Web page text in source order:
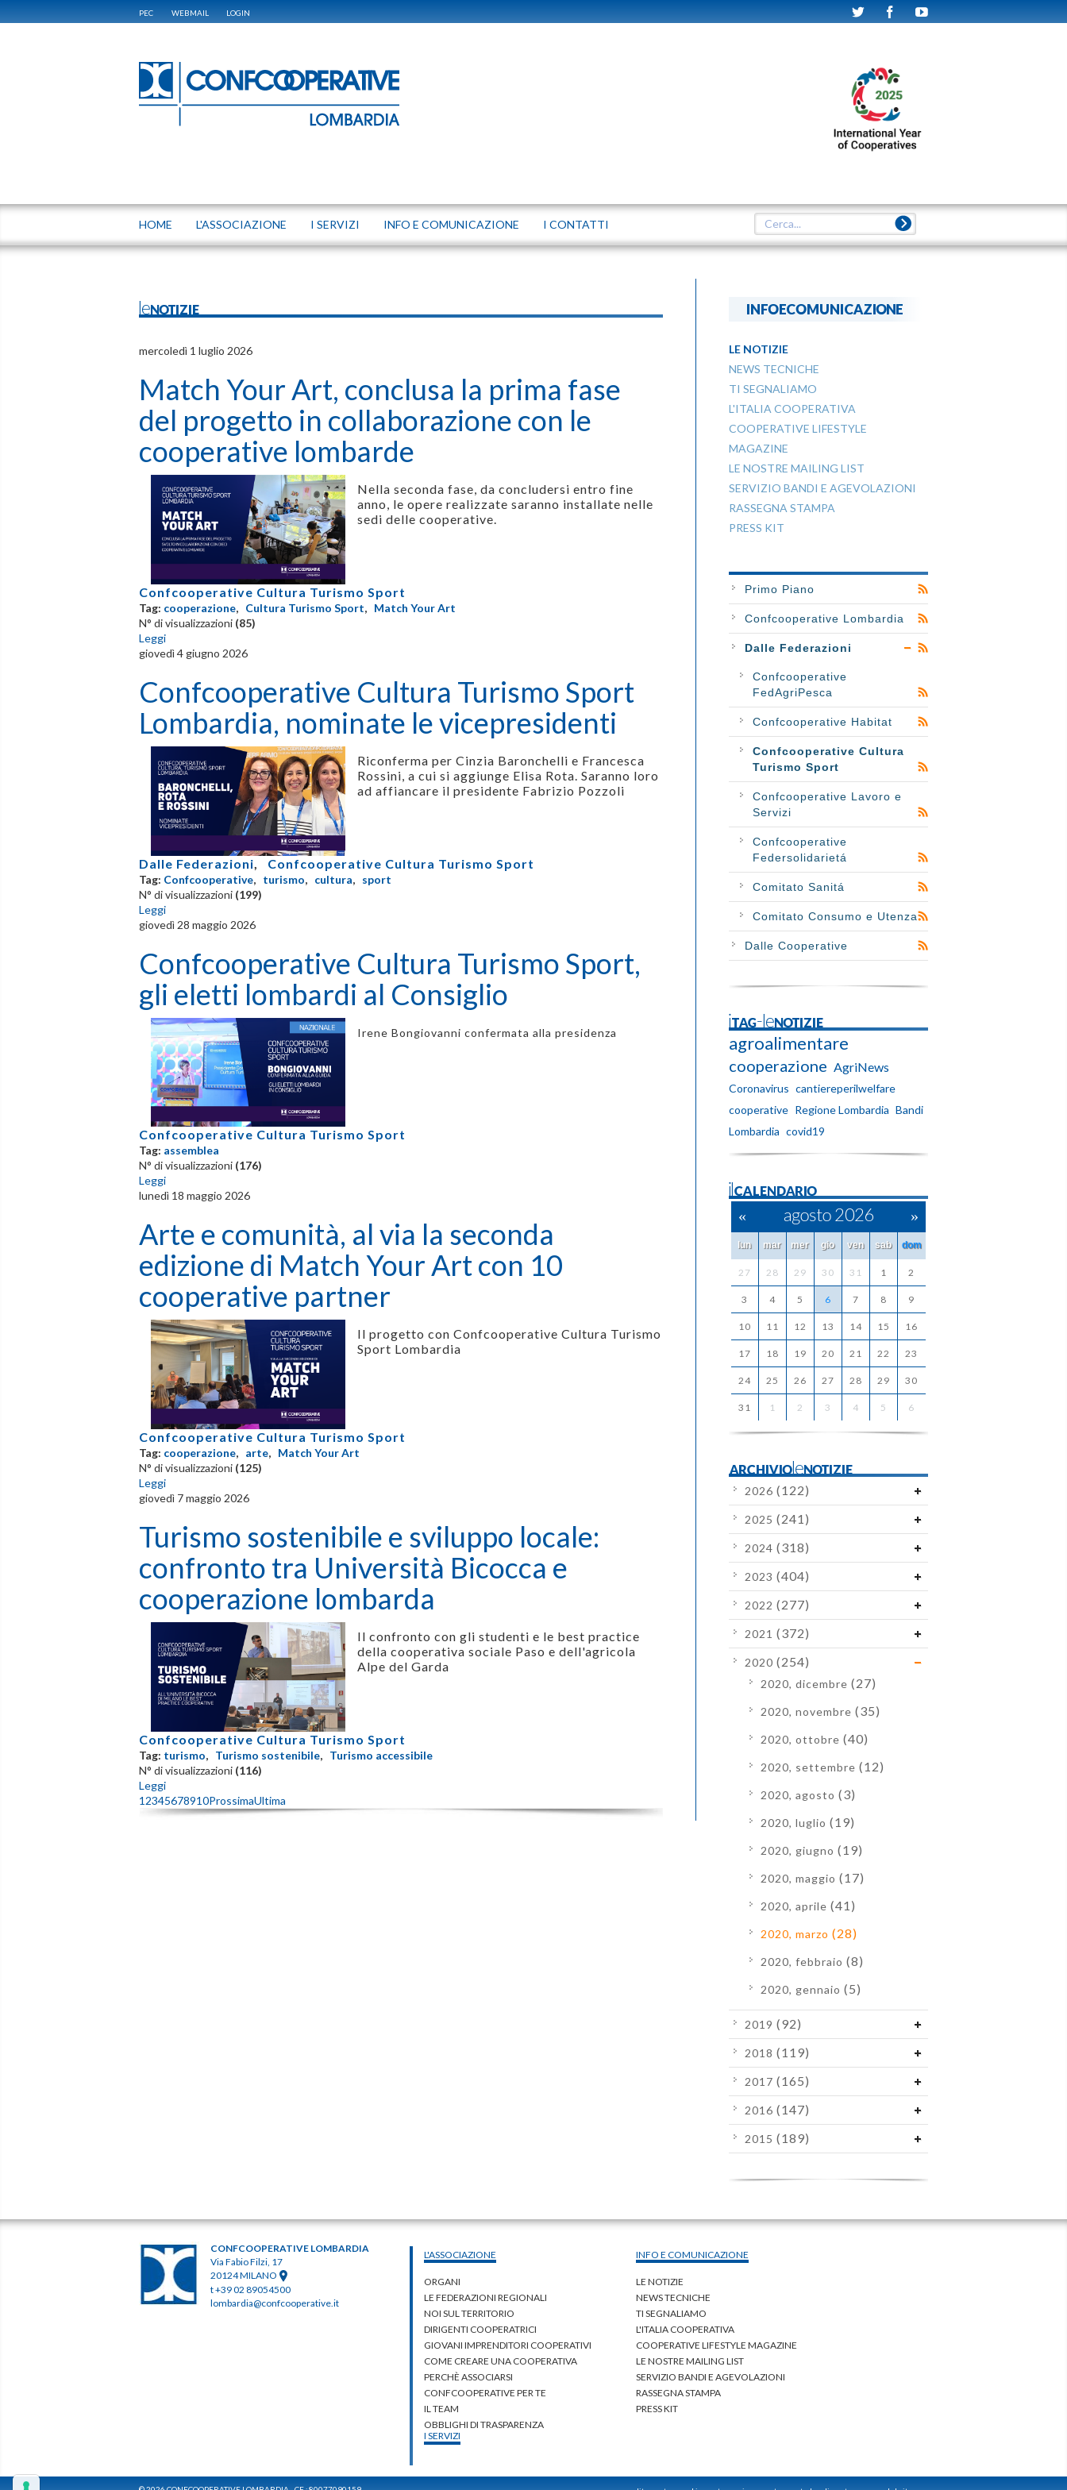
PEC WEBMAIL LOGIN
HOME L'ASSOCIAZIONE I SERVIZI INFO E COMUNICAZIONE I CONTATTI
leNOTIZIE
mercoledì 1 luglio 2026
Match Your Art, conclusa la prima fase
del progetto in collaborazione con le
cooperative lombarde
Nella seconda fase, da concludersi entro fine
anno, le opere realizzate saranno installate nelle
sedi delle cooperative.
Confcooperative Cultura Turismo Sport
Tag: cooperazione, Cultura Turismo Sport, Match Your Art
N° di visualizzazioni (85)
Leggi
giovedì 4 giugno 2026
Confcooperative Cultura Turismo Sport
Lombardia, nominate le vicepresidenti
Riconferma per Cinzia Baronchelli e Francesca
Rossini, a cui si aggiunge Elisa Rota. Saranno loro
ad affiancare il presidente Fabrizio Pozzoli
Dalle Federazioni Confcooperative Cultura Turismo Sport
Tag: Confcooperative, turismo, cultura, sport
N° di visualizzazioni (199)
Leggi
giovedì 28 maggio 2026
Confcooperative Cultura Turismo Sport,
gli eletti lombardi al Consiglio
Irene Bongiovanni confermata alla presidenza
Confcooperative Cultura Turismo Sport
Tag: assemblea
N° di visualizzazioni (176)
Leggi
lunedì 18 maggio 2026
Arte e comunità, al via la seconda
edizione di Match Your Art con 10
cooperative partner
Il progetto con Confcooperative Cultura Turismo
Sport Lombardia
Confcooperative Cultura Turismo Sport
Tag: cooperazione, arte, Match Your Art
N° di visualizzazioni (125)
Leggi
giovedì 7 maggio 2026
Turismo sostenibile e sviluppo locale:
confronto tra Università Bicocca e
cooperazione lombarda
Il confronto con gli studenti e le best practice
della cooperativa sociale Paso e dell'agricola
Alpe del Garda
Confcooperative Cultura Turismo Sport
Tag: turismo, Turismo sostenibile, Turismo accessibile
N° di visualizzazioni (116)
Leggi
1 2345678910ProssimaUltima
INFOECOMUNICAZIONE
LE NOTIZIE
NEWS TECNICHE
TI SEGNALIAMO
L'ITALIA COOPERATIVA
COOPERATIVE LIFESTYLE
MAGAZINE
LE NOSTRE MAILING LIST
SERVIZIO BANDI E AGEVOLAZIONI
RASSEGNA STAMPA
PRESS KIT
Primo Piano
Confcooperative Lombardia
Dalle Federazioni
Confcooperative
FedAgriPesca
Confcooperative Habitat
Confcooperative Cultura
Turismo Sport
Confcooperative Lavoro e
Servizi
Confcooperative
Federsolidarietá
Comitato Sanitá
Comitato Consumo e Utenza
Dalle Cooperative
iTAG-leNOTIZIE
agroalimentare
cooperazione AgriNews
Coronavirus cantiereperilwelfare
cooperative Regione Lombardia Bandi
Lombardia covid19
ilCALENDARIO
« agosto 2026 »
lun mar mer gio ven sab dom
27 28 29 30 31 1 2
3 4 5 6 7 8 9
10 11 12 13 14 15 16
17 18 19 20 21 22 23
24 25 26 27 28 29 30
31 1 2 3 4 5 6
ARCHIVIOleNOTIZIE
2026 (122)
2025 (241)
2024 (318)
2023 (404)
2022 (277)
2021 (372)
2020 (254)
2020, dicembre (27)
2020, novembre (35)
2020, ottobre (40)
2020, settembre (12)
2020, agosto (3)
2020, luglio (19)
2020, giugno (19)
2020, maggio (17)
2020, aprile (41)
2020, marzo (28)
2020, febbraio (8)
2020, gennaio (5)
2019 (92)
2018 (119)
2017 (165)
2016 (147)
2015 (189)
L'ASSOCIAZIONE
ORGANI
LE FEDERAZIONI REGIONALI
NOI SUL TERRITORIO
DIRIGENTI COOPERATRICI
GIOVANI IMPRENDITORI COOPERATIVI
COME CREARE UNA COOPERATIVA
PERCHÈ ASSOCIARSI
CONFCOOPERATIVE PER TE
IL TEAM
OBBLIGHI DI TRASPARENZA
I SERVIZI
INFO E COMUNICAZIONE
LE NOTIZIE
NEWS TECNICHE
TI SEGNALIAMO
L'ITALIA COOPERATIVA
COOPERATIVE LIFESTYLE MAGAZINE
LE NOSTRE MAILING LIST
SERVIZIO BANDI E AGEVOLAZIONI
RASSEGNA STAMPA
PRESS KIT
CONFCOOPERATIVE LOMBARDIA
Via Fabio Filzi, 17
20124 MILANO
t +39 02 89054500
lombardia@confcooperative.it